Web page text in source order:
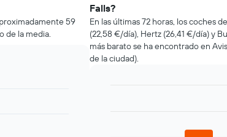
59
de la media.
Falls?
En las últimas 72 horas, los coches
(22,58 €/día), Hertz (26,41 €/día) y
más barato se ha encontrado en
de la ciudad).